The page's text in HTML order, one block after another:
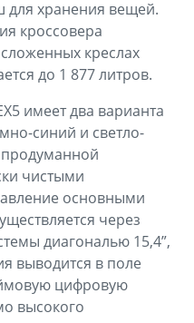
для хранения вещей.
кроссовера
креслах
до 1 877 литров.
имеет два варианта
синий и светло-
продуманной
чистыми
основными
через
диагональю 15,4”,
выводится в поле
цифровую
высокого